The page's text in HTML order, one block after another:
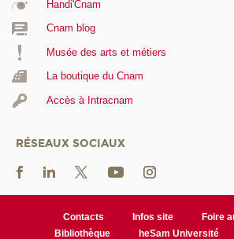
Handi'Cnam
Cnam blog
Musée des arts et métiers
La boutique du Cnam
Accès à Intracnam
RÉSEAUX SOCIAUX
Contacts Infos site
Foire
Bibliothèque
heSam Université